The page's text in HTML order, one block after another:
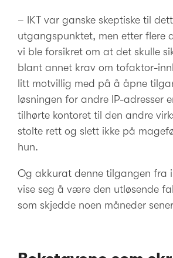
– IKT var ganske skeptiske til
utgangspunktet, men etter flere
vi ble forsikret om at det skulle
blant annet krav om tofaktor-
litt motvillig med på å åpne
løsningen for andre IP-adresser
tilhørte kontoret til den andre
stolte rett og slett ikke på
hun.
Og akkurat denne tilgangen fra
vise seg å være den utløsende
som skjedde noen måneder